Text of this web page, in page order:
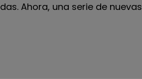
Ahora, una serie de nuevas